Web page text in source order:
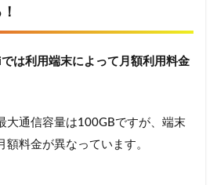
は利用端末によって月額利用料金
大通信容量は100GBですが、端末
料金が異なっています。